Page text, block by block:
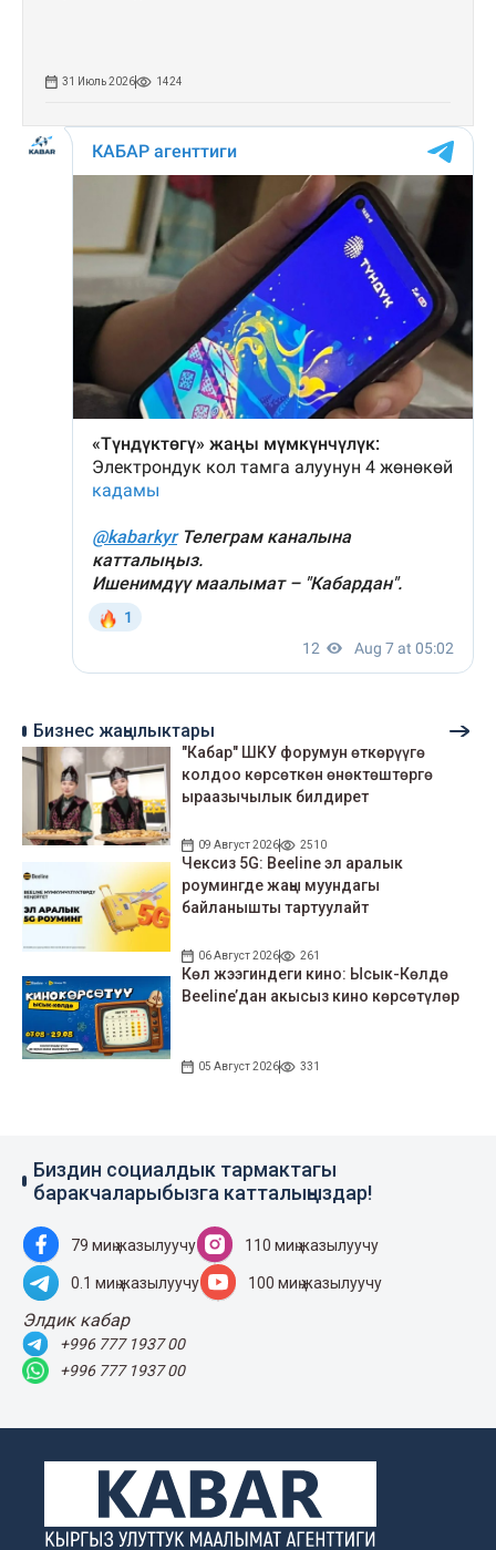
31 Июль 2026 1424
Бизнес жаңылыктары
"Кабар" ШКУ форумун өткөрүүгө
колдоо көрсөткөн өнөктөштөргө
ыраазычылык билдирет
09 Август 2026 2510
Чексиз 5G: Beeline эл аралык
роумингде жаңы муундагы
байланышты тартуулайт
06 Август 2026 261
Көл жээгиндеги кино: Ысык-Көлдө
Beeline’дан акысыз кино көрсөтүлөр
05 Август 2026 331
Биздин социалдык тармактагы
баракчаларыбызга катталыңыздар!
79 миң жазылуучу 110 миң жазылуучу
0.1 миң жазылуучу 100 миң жазылуучу
Элдик кабар
+996 777 1937 00
+996 777 1937 00